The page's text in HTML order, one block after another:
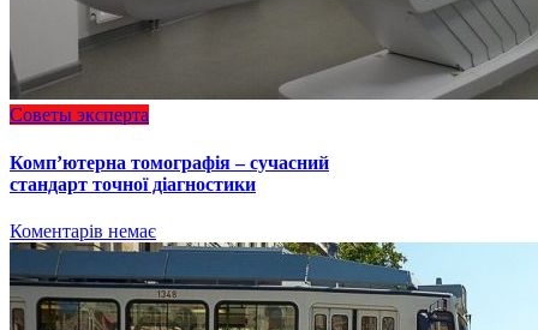
Советы эксперта
Комп’ютерна томографія – сучасний
стандарт точної діагностики
Коментарів немає